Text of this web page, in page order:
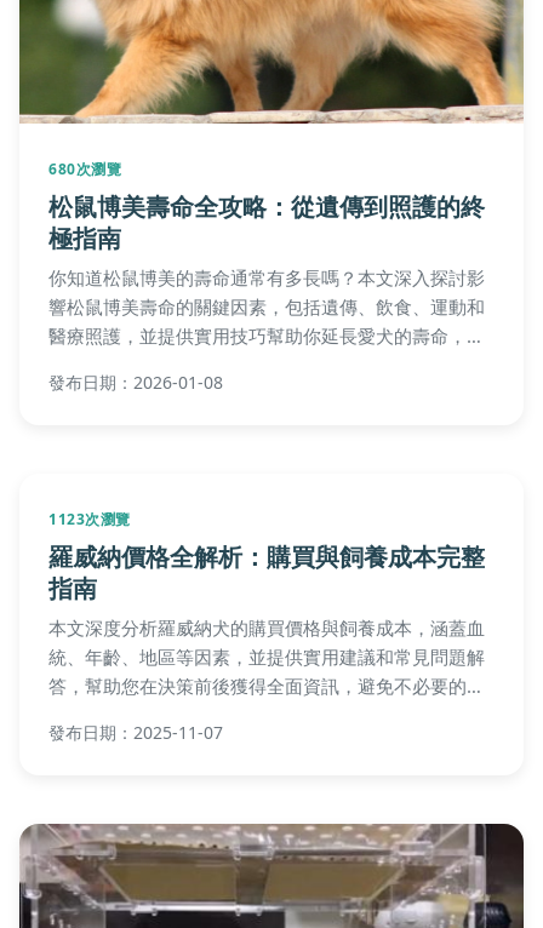
680次瀏覽
松鼠博美壽命全攻略：從遺傳到照護的終
極指南
你知道松鼠博美的壽命通常有多長嗎？本文深入探討影
響松鼠博美壽命的關鍵因素，包括遺傳、飲食、運動和
醫療照護，並提供實用技巧幫助你延長愛犬的壽命，讓
發布日期：2026-01-08
1123次瀏覽
羅威納價格全解析：購買與飼養成本完整
指南
本文深度分析羅威納犬的購買價格與飼養成本，涵蓋血
統、年齡、地區等因素，並提供實用建議和常見問題解
答，幫助您在決策前後獲得全面資訊，避免不必要的開
發布日期：2025-11-07